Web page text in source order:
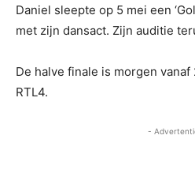
Daniel sleepte op 5 mei een
met zijn dansact. Zijn auditie
De halve finale is morgen
RTL4.
-